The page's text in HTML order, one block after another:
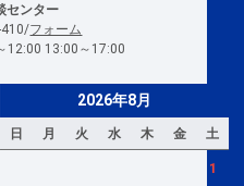
センター
410/フォーム
13:00～17:00
2026年8月
日 月 火 水 木 金 土
1